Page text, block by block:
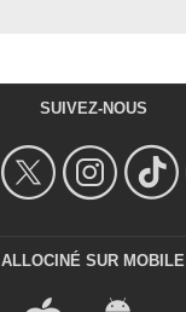
SUIVEZ-NOUS
ALLOCINÉ SUR MOBILE